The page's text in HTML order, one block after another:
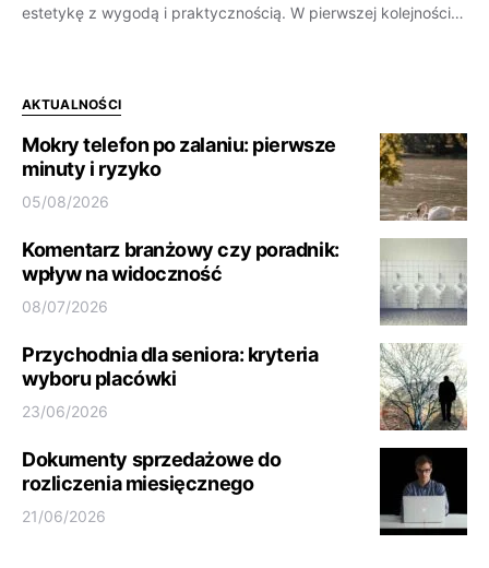
estetykę z wygodą i praktycznością. W pierwszej kolejności…
AKTUALNOŚCI
Mokry telefon po zalaniu: pierwsze
minuty i ryzyko
05/08/2026
Komentarz branżowy czy poradnik:
wpływ na widoczność
08/07/2026
Przychodnia dla seniora: kryteria
wyboru placówki
23/06/2026
Dokumenty sprzedażowe do
rozliczenia miesięcznego
21/06/2026